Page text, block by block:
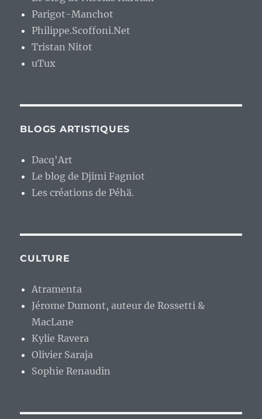
Parigot-Manchot
Philippe.Scoffoni.Net
Tristan Nitot
uTux
BLOGS ARTISTIQUES
Dacq'Art
Le blog de Djimi Fagniot
Les créations de Péhä.
CULTURE
Atramenta
Jérome Dumont, auteur de Rossetti &
MacLane
Kylie Ravera
Olivier Saraja
Sophie Renaudin